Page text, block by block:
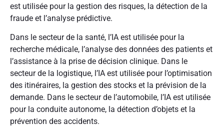
est utilisée pour la gestion des risques, la détection de la
fraude et l’analyse prédictive.
Dans le secteur de la santé, l’IA est utilisée pour la
recherche médicale, l’analyse des données des patients et
l’assistance à la prise de décision clinique. Dans le
secteur de la logistique, l’IA est utilisée pour l’optimisation
des itinéraires, la gestion des stocks et la prévision de la
demande. Dans le secteur de l’automobile, l’IA est utilisée
pour la conduite autonome, la détection d’objets et la
prévention des accidents.